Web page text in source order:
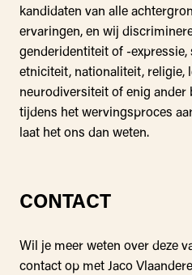
kandidaten van alle
ervaringen, en wij
genderidentiteit of -expressie,
etniciteit, nationaliteit, religie,
neurodiversiteit of enig ander
tijdens het wervingsproces
laat het ons dan weten.
CONTACT
Wil je meer weten over deze
contact op met Jaco